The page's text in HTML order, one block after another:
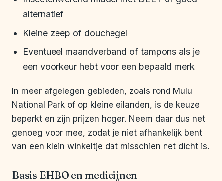
alternatief
Kleine zeep of douchegel
Eventueel maandverband of tampons als je
een voorkeur hebt voor een bepaald merk
In meer afgelegen gebieden, zoals rond Mulu
National Park of op kleine eilanden, is de keuze
beperkt en zijn prijzen hoger. Neem daar dus net
genoeg voor mee, zodat je niet afhankelijk bent
van een klein winkeltje dat misschien net dicht is.
Basis EHBO en medicijnen